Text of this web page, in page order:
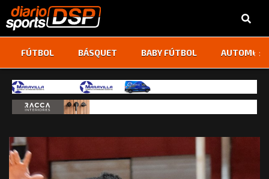
FÚTBOL BÁSQUET BABY FÚTBOL ‹ ›